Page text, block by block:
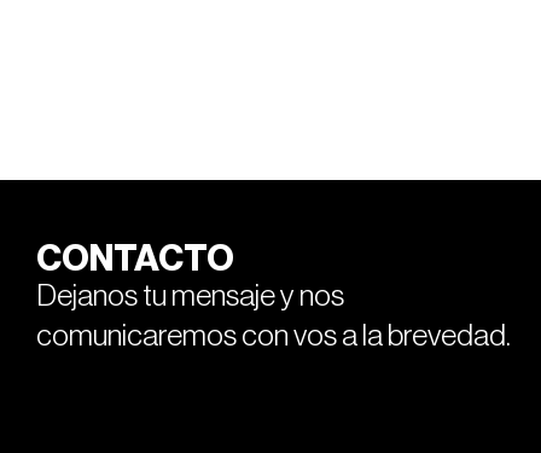
CONTACTO
Dejanos tu mensaje y nos
comunicaremos con vos a la brevedad.